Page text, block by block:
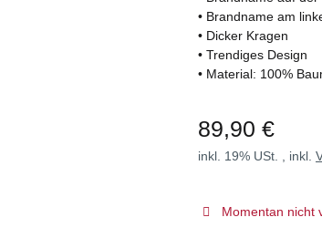
• Brandname am
• Dicker Kragen
• Trendiges Design
• Material: 100%
89,90 €
inkl. 19% USt. , inkl.
Momentan nicht